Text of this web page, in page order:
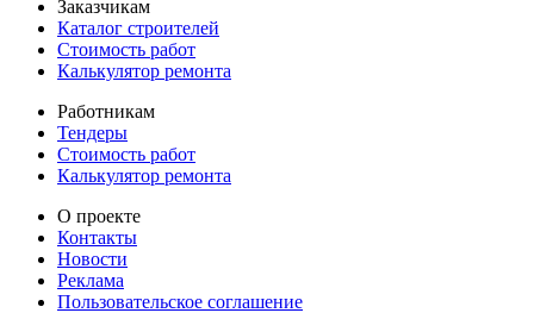
Заказчикам
Каталог строителей
Стоимость работ
Калькулятор ремонта
Работникам
Тендеры
Стоимость работ
Калькулятор ремонта
О проекте
Контакты
Новости
Реклама
Пользовательское соглашение